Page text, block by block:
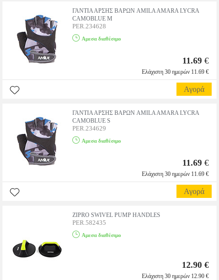
ΓΑΝΤΙΑ ΑΡΣΗΣ ΒΑΡΩΝ AMILA AMARA LYCRA
CAMOBLUE M
PER.234628
Αμεσα διαθέσιμο
11.69 €
Ελάχιστη 30 ημερών 11.69 €
Αγορά
ΓΑΝΤΙΑ ΑΡΣΗΣ ΒΑΡΩΝ AMILA AMARA LYCRA
CAMOBLUE S
PER.234629
Αμεσα διαθέσιμο
11.69 €
Ελάχιστη 30 ημερών 11.69 €
Αγορά
ZIPRO SWIVEL PUMP HANDLES
PER.582435
Αμεσα διαθέσιμο
12.90 €
Ελάχιστη 30 ημερών 12.90 €